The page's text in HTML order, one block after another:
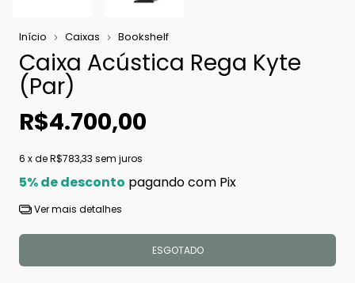
Início Caixas Bookshelf
Caixa Acústica Rega Kyte
(Par)
R$4.700,00
6 x deR$783,33 sem juros
5% de desconto pagando com Pix
Ver mais detalhes